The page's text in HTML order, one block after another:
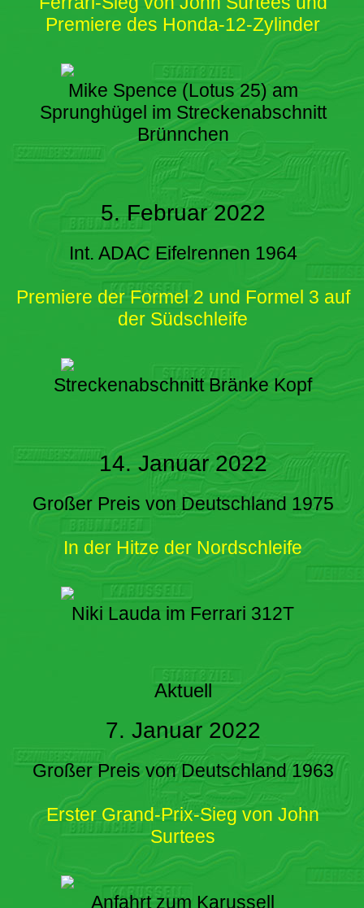
Premiere des Honda-12-Zylinder
Mike Spence (Lotus 25) am
Sprunghügel im Streckenabschnitt
Brünnchen
5. Februar 2022
Int. ADAC Eifelrennen 1964
Premiere der Formel 2 und Formel 3 auf
der Südschleife
Streckenabschnitt Bränke Kopf
14. Januar 2022
Großer Preis von Deutschland 1975
In der Hitze der Nordschleife
Niki Lauda im Ferrari 312T
Aktuell
7. Januar 2022
Großer Preis von Deutschland 1963
Erster Grand-Prix-Sieg von John
Surtees
Anfahrt zum Karussell